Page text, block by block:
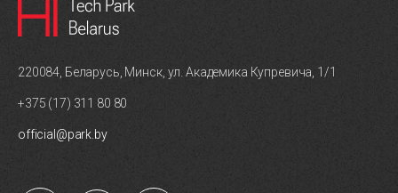
220084, Беларусь, Минск, ул. Академика Купревича, 1/1
+375 (17) 311 80 80
official@park.by